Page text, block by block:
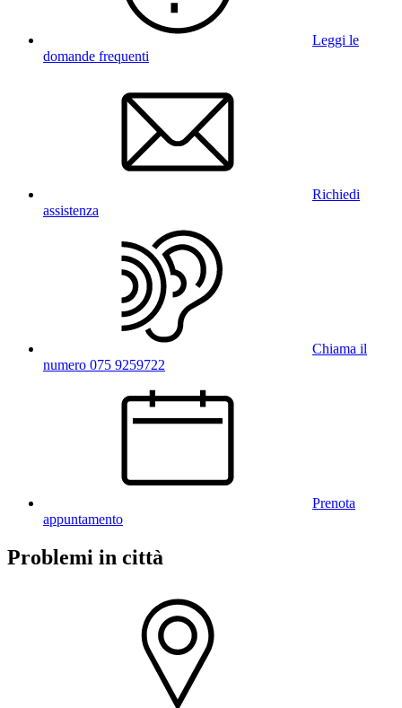
Leggi le
domande frequenti
Richiedi
assistenza
Chiama il
numero 075 9259722
Prenota
appuntamento
Problemi in città